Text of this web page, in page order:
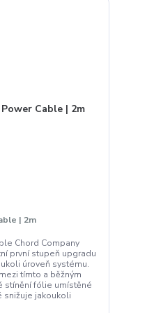
| 2m
Chord Company
první stupeň upgradu
úroveň systému.
tímto a běžným
stínění fólie umístěné
snižuje jakoukoli